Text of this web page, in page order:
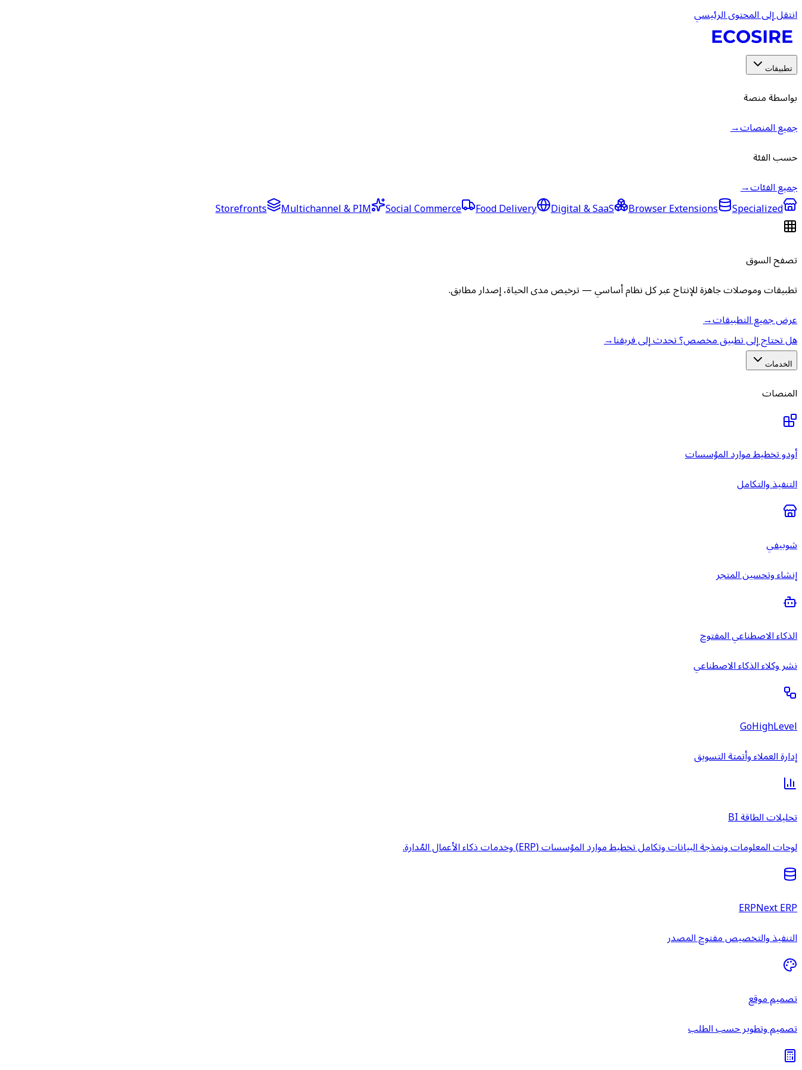
انتقل إلى المحتوى الرئيسي
تطبيقات
بواسطة منصة
جميع المنصات→
حسب الفئة
جميع الفئات→
Storefronts
Multichannel & PIM Social Commerce Food Delivery Digital & SaaS Browser Extensions Specialized
تصفح السوق
تطبيقات وموصلات جاهزة للإنتاج عبر كل نظام أساسي — ترخيص مدى الحياة، إصدار مطابق.
عرض جميع التطبيقات→
هل تحتاج إلى تطبيق مخصص؟ تحدث إلى فريقنا→
الخدمات
المنصات
أودو تخطيط موارد المؤسسات
التنفيذ والتكامل
شوبيفي
إنشاء وتحسين المتجر
الذكاء الاصطناعي المفتوح
نشر وكلاء الذكاء الاصطناعي
GoHighLevel
إدارة العملاء وأتمتة التسويق
تحليلات الطاقة BI
لوحات المعلومات ونمذجة البيانات وتكامل تخطيط موارد المؤسسات (ERP) وخدمات ذكاء الأعمال المُدارة.
ERPNext ERP
التنفيذ والتخصيص مفتوح المصدر
تصميم موقع
تصميم وتطوير حسب الطلب